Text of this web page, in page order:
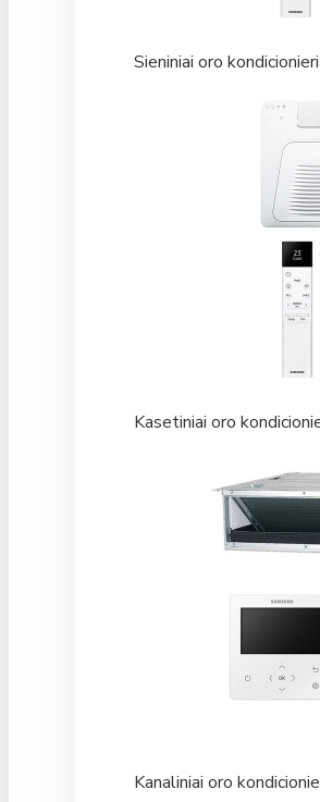
Sieniniai oro
Kasetiniai oro
Kanaliniai oro